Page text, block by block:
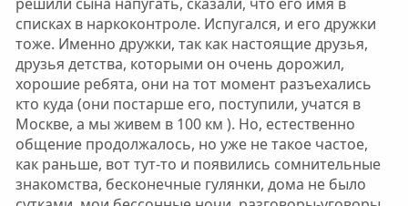
списках в наркоконтроле. Испугался, и его дружки
тоже. Именно дружки, так как настоящие друзья,
друзья детства, которыми он очень дорожил,
хорошие ребята, они на тот момент разъехались
кто куда (они постарше его, поступили, учатся в
Москве, а мы живем в 100 км ). Но, естественно
общение продолжалось, но уже не такое частое,
как раньше, вот тут-то и появились сомнительные
знакомства, бесконечные гулянки, дома не было